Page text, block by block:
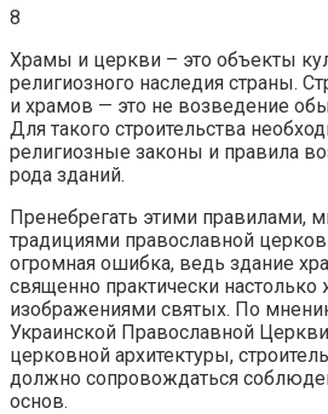
8
Храмы и церкви – это объекты
религиозного наследия страны.
и храмов — это не возведение
Для такого строительства
религиозные законы и правила
рода зданий.
Пренебрегать этими правилами,
традициями православной
огромная ошибка, ведь здание
священно практически
изображениями святых. По
Украинской Православной
церковной архитектуры,
должно сопровождаться
основ.